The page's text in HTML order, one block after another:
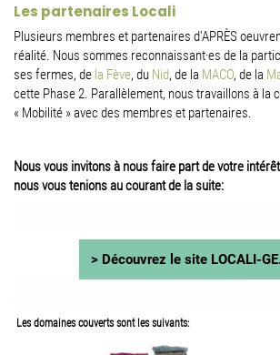
Les partenaires Locali
Plusieurs membres et partenaires d'APRÈS
réalité. Nous sommes reconnaissant·es de la
ses fermes, de la Fève, du Nid, de la MACO, de la
cette Phase 2. Parallèlement, nous travaillons à la
« Mobilité » avec des membres et partenaires.
Nous vous invitons à nous faire part de votre
nous vous tenions au courant de la suite:
> Découvrez le site LOCALI-
Les domaines couverts sont les suivants: